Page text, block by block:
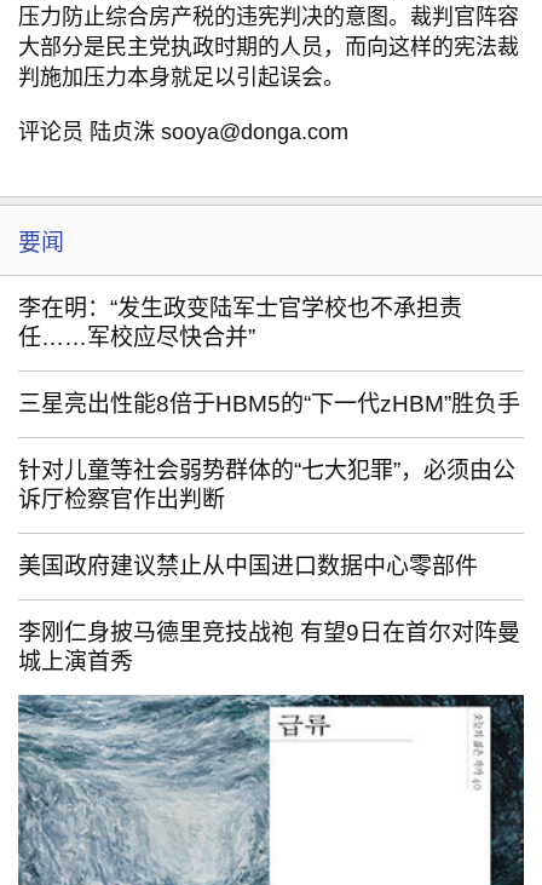
压力防止综合房产税的违宪判决的意图。裁判官阵容
大部分是民主党执政时期的人员，而向这样的宪法裁
判施加压力本身就足以引起误会。
评论员 陆贞洙 sooya@donga.com
要闻
李在明：“发生政变陆军士官学校也不承担责
任……军校应尽快合并”
三星亮出性能8倍于HBM5的“下一代zHBM”胜负手
针对儿童等社会弱势群体的“七大犯罪”，必须由公
诉厅检察官作出判断
美国政府建议禁止从中国进口数据中心零部件
李刚仁身披马德里竞技战袍 有望9日在首尔对阵曼
城上演首秀